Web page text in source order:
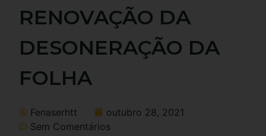
RENOVAÇÃO DA
DESONERAÇÃO DA
FOLHA
Fenaserhtt
outubro 28, 2021
Sem Comentários